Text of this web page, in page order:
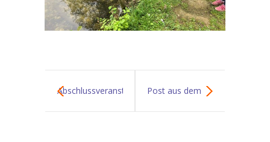
Downloads
-- Datenschutzerklärung
AbschlussveranstaltungenPost aus dem